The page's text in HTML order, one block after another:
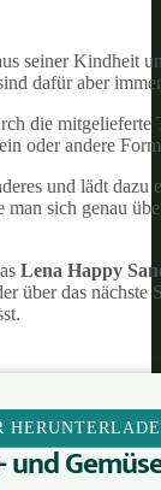
seiner Kindheit
dafür aber
die mitgelieferte
oder andere
und lädt dazu
sich genau
Lena Happy
über das
und